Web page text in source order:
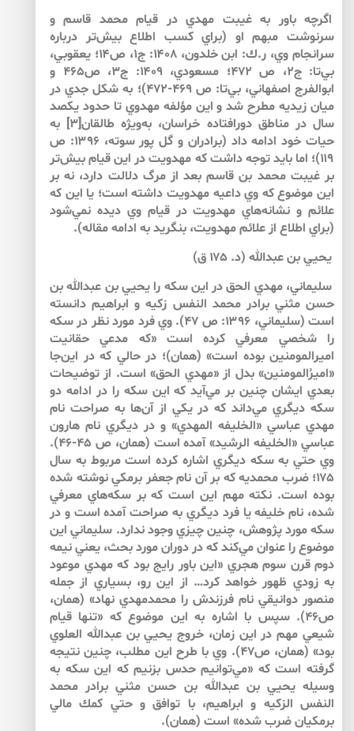
اگرچه باور به غيبت مهدي در قيام محمد قاسم و
سرنوشت مبهم او (براي كسب اطلاع بيش‌‌تر درباره
سرانجام وي، ر.ك: ابن خلدون، ۱۴۰۸: ج۱، ص۱۴؛ يعقوبي،
بي‌تا: ج۲، ص ۴۷۲؛ مسعودي، ۱۴۰۹: ج۳، ص۴۶۵ و
ابوالفرج اصفهاني، بي‌تا: ص ۴۶۹-۴۷۲)؛ به شكل جدي در
ميان زيديه مطرح شد و اين مؤلفه مهدوي تا حدود يكصد
سال در مناطق دورافتاده خراسان، به‌ويژه طالقان[۳] به
حيات خود ادامه داد (برادران و گل پور سوته، ۱۳۹۶: ص
۱۱۹)؛ اما بايد توجه داشت كه مهدويت در اين قيام بيش‌تر
بر غيبت محمد بن قاسم بعد از مرگ دلالت دارد، نه بر
اين موضوع كه وي داعيه مهدويت داشته است؛ يا اين كه
علائم و نشانه‌هاي مهدويت در قيام وي ديده نمي‌‌شود
(براي اطلاع از علائم مهدويت، بنگريد به ادامه مقاله).
يحيي بن عبدالله (د. ۱۷۵ ق)
سليماني، مهدي الحق در اين سكه را يحيي بن عبدالله بن
حسن مثني برادر محمد النفس زكيه و ابراهيم دانسته
است (سليماني، ۱۳۹۶: ص ۴۷). وي فرد مورد نظر در سكه
را شخصي معرفي كرده است «كه مدعي حقانيت
اميرالمومنين بوده است» (همان)؛ در حالي كه در اين‌جا
«اميرُالمومنين» بدل از «مهدي الحق» است. از توضيحات
بعدي ايشان چنين بر مي‌آيد كه اين سكه را در ادامه دو
سكه ديگري مي‌داند كه در يكي از آن‌‌ها به صراحت نام
مهدي عباسي «الخليفه المهدي» و در ديگري نام هارون
عباسي «الخليفه الرشيد» آمده است (همان، ص ۴۵-۴۶).
وي حتي به سكه ديگري اشاره كرده است مربوط به سال
۱۷۵؛ ضرب محمديه كه بر آن نام جعفر برمكي نوشته شده
بوده است. نكته مهم اين است كه بر سكه‌‌هاي معرفي
شده، نام خليفه يا فرد ديگري به صراحت آمده است و در
سكه مورد پژوهش، چنين چيزي وجود ندارد. سليماني اين
موضوع را عنوان مي‌كند كه در دوران مورد بحث، يعني نيمه
دوم قرن سوم هجري «اين باور رايج بود كه مهدي موعود
به زودي ظهور خواهد كرد… از اين رو، بسياري از جمله
منصور دوانيقي نام فرزندش را محمدمهدي نهاد» (همان،
ص۴۶). سپس با اشاره به اين موضوع كه «تنها قيام
شيعي مهم در اين زمان، خروج يحيي بن عبدالله العلوي
بود» (همان، ص۴۷). وي با طرح اين مطلب، چنين نتيجه
گرفته است كه «مي‌توانيم حدس بزنيم كه اين سكه به
وسيله يحيي بن عبدالله بن حسن مثني برادر محمد
النفس الزكيه و ابراهيم، با توافق و حتي كمك مالي
برمكيان ضرب شده» است (همان).